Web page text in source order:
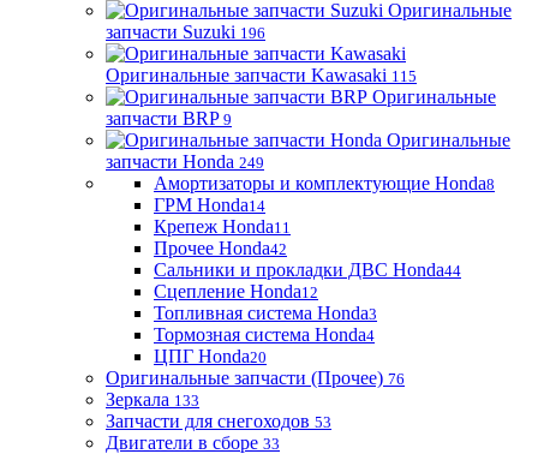
Оригинальные
запчасти Suzuki 196
Оригинальные запчасти Kawasaki 115
Оригинальные
запчасти BRP 9
Оригинальные
запчасти Honda 249
Амортизаторы и комплектующие Honda8
ГРМ Honda14
Крепеж Honda11
Прочее Honda42
Сальники и прокладки ДВС Honda44
Сцепление Honda12
Топливная система Honda3
Тормозная система Honda4
ЦПГ Honda20
Оригинальные запчасти (Прочее) 76
Зеркала 133
Запчасти для снегоходов 53
Двигатели в сборе 33